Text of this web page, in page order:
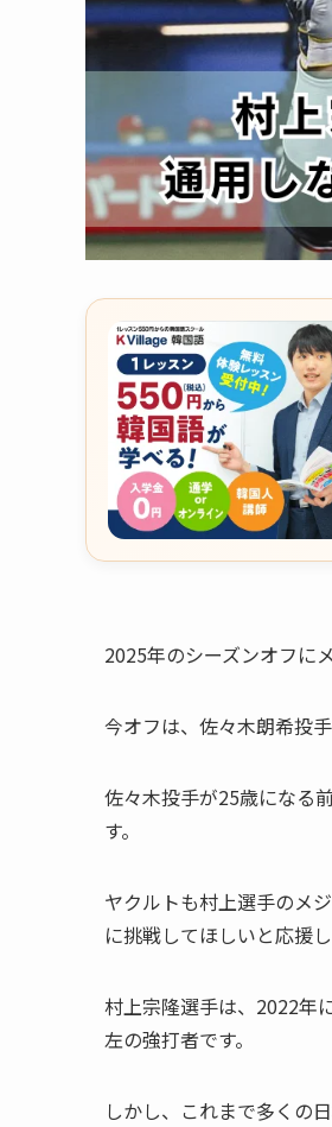
2025年のシーズンオフに
今オフは、佐々木朗希投
佐々木投手が25歳になる
す。
ヤクルトも村上選手のメ
に挑戦してほしいと応援し
村上宗隆選手は、2022年
左の強打者です。
しかし、これまで多くの